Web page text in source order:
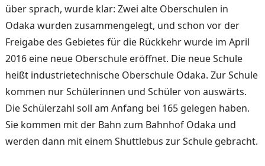
über sprach, wurde klar: Zwei alte Oberschulen in
Odaka wurden zusammengelegt, und schon vor der
Freigabe des Gebietes für die Rückkehr wurde im April
2016 eine neue Oberschule eröffnet. Die neue Schule
heißt industrie­technische Oberschule Odaka. Zur Schule
kommen nur Schülerinnen und Schüler von auswärts.
Die Schülerzahl soll am Anfang bei 165 gelegen haben.
Sie kommen mit der Bahn zum Bahnhof Odaka und
werden dann mit einem Shuttlebus zur Schule ge­bracht.